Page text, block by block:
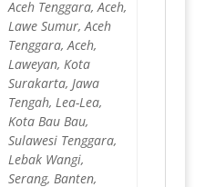
Aceh Tenggara, Aceh,
Lawe Sumur, Aceh
Tenggara, Aceh,
Laweyan, Kota
Surakarta, Jawa
Tengah, Lea-Lea,
Kota Bau Bau,
Sulawesi Tenggara,
Lebak Wangi,
Serang, Banten,